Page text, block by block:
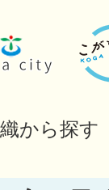
から探す